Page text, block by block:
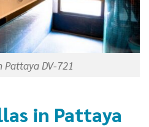
Pattaya DV-721
in Pattaya